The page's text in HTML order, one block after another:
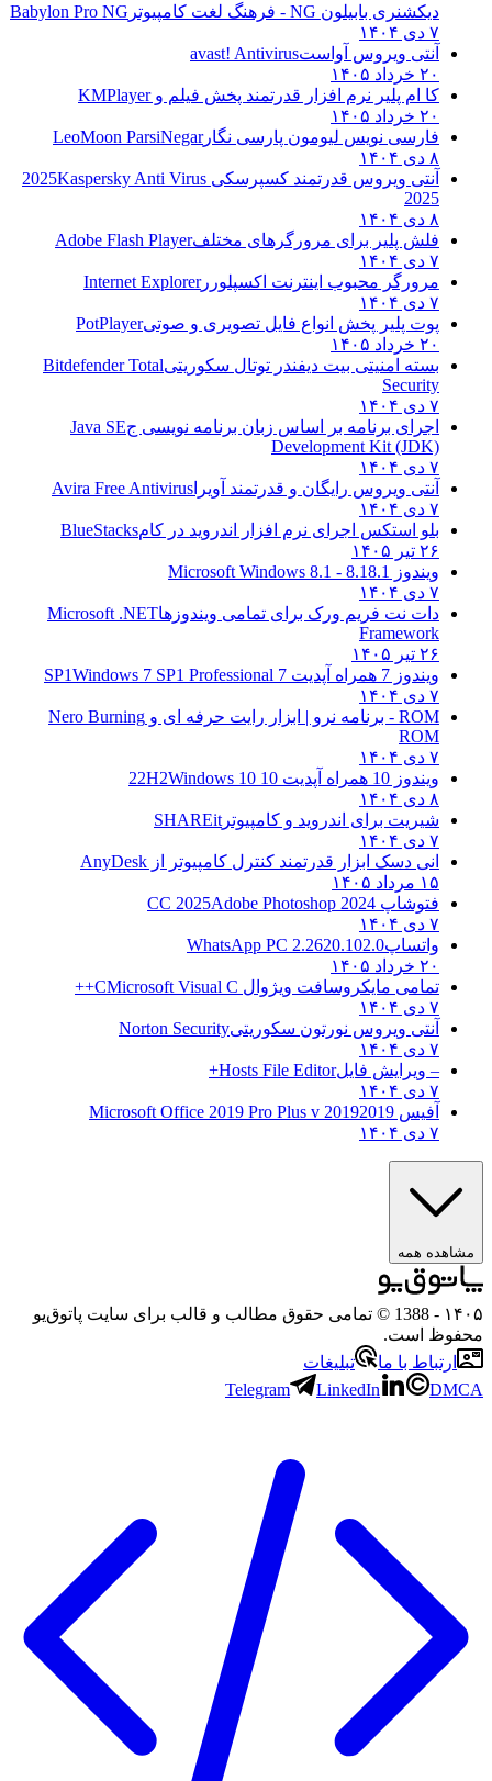
دیکشنری بابیلون NG - فرهنگ لغت کامپیوتر
Babylon Pro NG
۷ دی ۱۴۰۴
آنتی ویروس آواستavast! Antivirus
۲۰ خرداد ۱۴۰۵
کا ام پلیر نرم افزار قدرتمند پخش فیلم وKMPlayer
۲۰ خرداد ۱۴۰۵
فارسی نویس لیومون پارسی نگارLeoMoon ParsiNegar
۸ دی ۱۴۰۴
آنتی ویروس قدرتمند کسپرسکی 2025 Kaspersky Anti Virus
2025
۸ دی ۱۴۰۴
فلش پلیر برای مرورگرهای مختلفAdobe Flash Player
۷ دی ۱۴۰۴
مرورگر محبوب اینترنت اکسپلوررInternet Explorer
۷ دی ۱۴۰۴
پوت پلیر پخش انواع فایل تصویری و صوتیPotPlayer
۲۰ خرداد ۱۴۰۵
بسته امنیتی بیت دیفندر توتال سکوریتیBitdefender Total
Security
۷ دی ۱۴۰۴
اجرای برنامه بر اساس زبان برنامه نویسی جJava SE
Development Kit (JDK)
۷ دی ۱۴۰۴
آنتی ویروس رایگان و قدرتمند آویرا Avira Free Antivirus
۷ دی ۱۴۰۴
بلو استکس اجرای نرم افزار اندروید در کامBlueStacks
۲۶ تیر ۱۴۰۵
ویندوز 8.1
8.1 - Microsoft Windows 8.1
۷ دی ۱۴۰۴
دات نت فریم ورک برای تمامی ویندوزهاMicrosoft .NET
Framework
۲۶ تیر ۱۴۰۵
ویندوز 7 همراه آپدیت 7 SP1
Windows 7 SP1 Professional
۷ دی ۱۴۰۴
ROM - برنامه نرو | ابزار رایت حرفه ای و
Nero Burning
ROM
۷ دی ۱۴۰۴
ویندوز 10 همراه آپدیت 10 22H2
Windows 10
۸ دی ۱۴۰۴
شیریت برای اندروید و کامپیوتر SHAREit
۷ دی ۱۴۰۴
انی دسک ابزار قدرتمند کنترل کامپیوتر از AnyDesk
۱۵ مرداد ۱۴۰۵
فتوشاپ CC 2025 Adobe Photoshop 2024
۷ دی ۱۴۰۴
واتساپWhatsApp PC 2.2620.102.0
۲۰ خرداد ۱۴۰۵
تمامی مایکروسافت ویژوال C Microsoft Visual C++
۷ دی ۱۴۰۴
آنتی ویروس نورتون سکوریتیNorton Security
۷ دی ۱۴۰۴
– ویرایش فایلHosts File Editor+
۷ دی ۱۴۰۴
آفیس 2019 2019 Microsoft Office 2019 Pro Plus v
۷ دی ۱۴۰۴
مشاهده همه
۱۴۰۵
- 1388 © تمامی حقوق مطالب و قالب برای سایت پاتوق‌یو
محفوظ است.
ارتباط با ما
تبلیغات
Telegram
LinkedIn DMCA